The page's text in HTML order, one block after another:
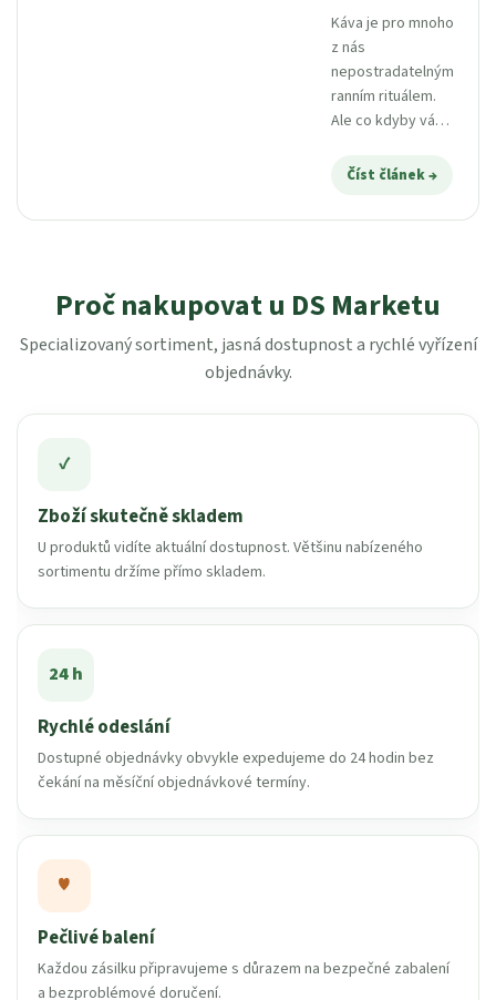
Káva je pro mnoho
z nás
nepostradatelným
ranním rituálem.
Ale co kdyby váš
skvěle chutnal, ale
podporoval
férový obchod?
Právě...
Číst článek
Proč nakupovat u DS Marketu
Specializovaný sortiment, jasná dostupnost a rychlé vyřízení
objednávky.
✓
Zboží skutečně skladem
U produktů vidíte aktuální dostupnost. Většinu nabízeného
sortimentu držíme přímo skladem.
24 h
Rychlé odeslání
Dostupné objednávky obvykle expedujeme do 24 hodin bez
čekání na měsíční objednávkové termíny.
♥
Pečlivé balení
Každou zásilku připravujeme s důrazem na bezpečné zabalení
a bezproblémové doručení.